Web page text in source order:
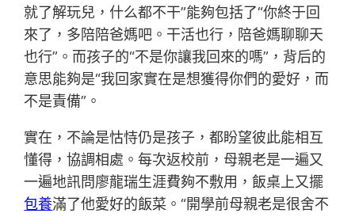
就了解玩兒，什么都不干”能夠包括了“你終于回
來了，多陪陪爸媽吧。干活也行，陪爸媽聊聊天
也行”。而孩子的“不是你讓我回來的嗎”，背后的
意思能夠是“我回家實在是想獲得你們的愛好，而
不是責備”。
實在，不論是怙恃仍是孩子，都盼望彼此能相互
懂得，協調相處。每次返校前，母親老是一遍又
一遍地訊問廖龍瑞生涯費夠不敷用，飯桌上又擺
包養滿了他愛好的飯菜。“開學前母親老是很舍不